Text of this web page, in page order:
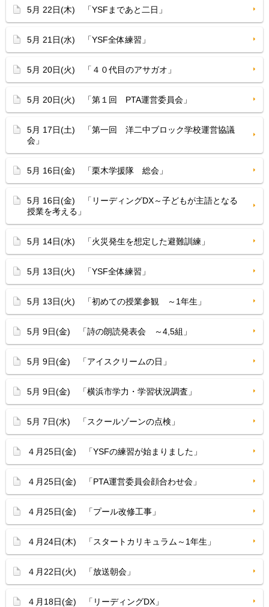
5月 22日(木) 「YSFまであと二日」
5月 21日(水) 「YSF全体練習」
5月 20日(火) 「４０代目のアサガオ」
5月 20日(火) 「第１回 PTA運営委員会」
5月 17日(土) 「第一回 洋二中ブロック学校運営協議
会」
5月 16日(金) 「栗木学援隊 総会」
5月 16日(金) 「リーディングDX～子どもが主語となる
授業を考える」
5月 14日(水) 「火災発生を想定した避難訓練」
5月 13日(火) 「YSF全体練習」
5月 13日(火) 「初めての授業参観 ～1年生」
5月 9日(金) 「詩の朗読発表会 ～4,5組」
5月 9日(金) 「アイスクリームの日」
5月 9日(金) 「横浜市学力・学習状況調査」
5月 7日(水) 「スクールゾーンの点検」
４月25日(金) 「YSFの練習が始まりました」
４月25日(金) 「PTA運営委員会顔合わせ会」
４月25日(金) 「プール改修工事」
４月24日(木) 「スタートカリキュラム～1年生」
４月22日(火) 「放送朝会」
４月18日(金) 「リーディングDX」